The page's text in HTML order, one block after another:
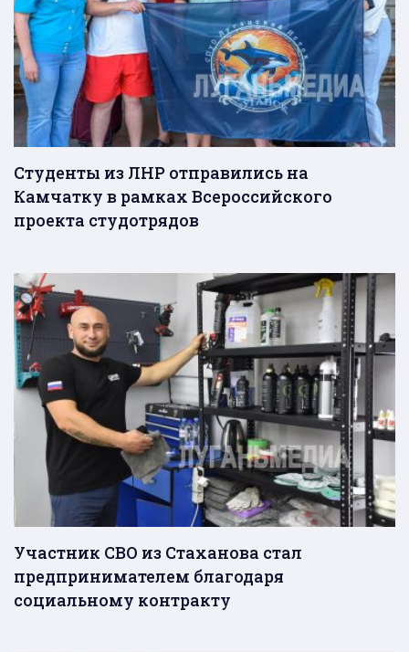
Студенты из ЛНР отправились на
Камчатку в рамках Всероссийского
проекта студотрядов
Участник СВО из Стаханова стал
предпринимателем благодаря
социальному контракту